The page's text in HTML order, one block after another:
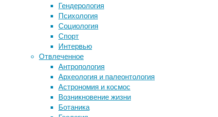
Гендерология
Психология
Социология
Спорт
Интервью
Отвлеченное
Антропология
Археология и палеонтология
Астрономия и космос
Возникновение жизни
Ботаника
единой
культуре
двух
разных
разумных
видов.
Однако,
судя
по
новой
Метки
ДНК бактерии биология
биотехнология